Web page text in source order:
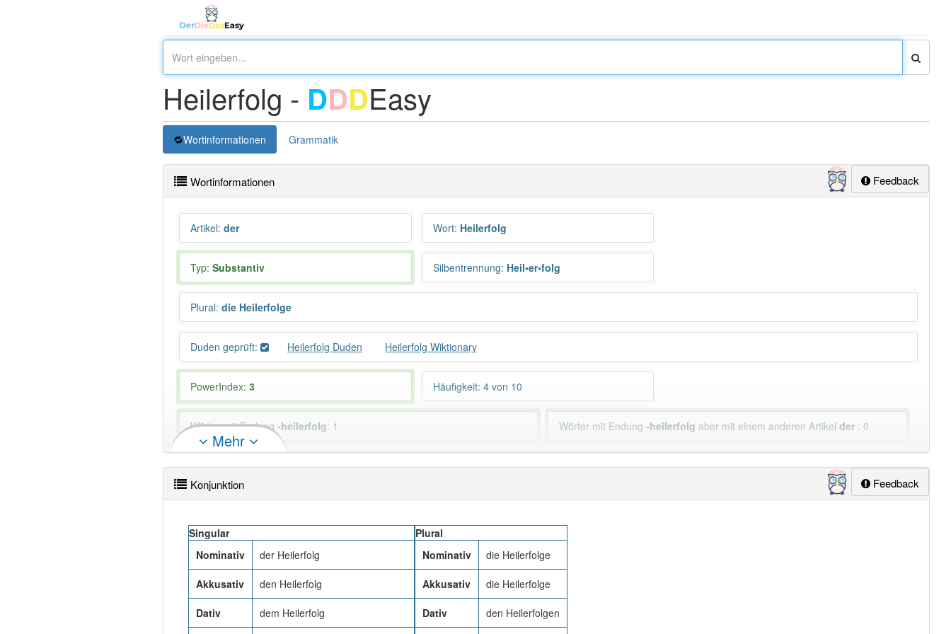
Heilerfolg - DDDEasy
Wortinformationen Grammatik
Feedback
Wortinformationen
Artikel: der Wort: Heilerfolg
Typ: Substantiv Silbentrennung: Heil•er•folg
Plural: die Heilerfolge
Duden geprüft: Heilerfolg Duden Heilerfolg Wiktionary
PowerIndex: 3 Häufigkeit: 4 von 10
Wörter mit Endung -heilerfolg: 1 Wörter mit Endung-heilerfolg aber mit einem anderen Artikelder : 0
84% unserer Spielapp-Nutzer haben den Artikel korrekt erraten.
Mehr
Feedback
Konjunktion
Singular
Nominativ
der Heilerfolg
Akkusativ den Heilerfolg
Dativ dem Heilerfolg
Plural
Nominativ
die Heilerfolge
Akkusativ die Heilerfolge
Dativ den Heilerfolgen